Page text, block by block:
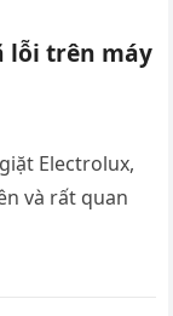
lỗi trên máy
Electrolux,
và rất quan